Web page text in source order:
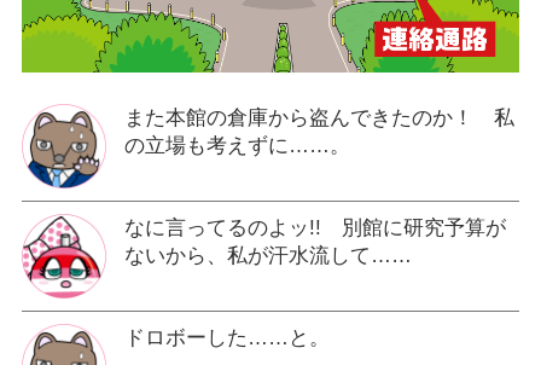
また本館の倉庫から盗んできたのか！ 私
の立場も考えずに……。
なに言ってるのよッ!! 別館に研究予算が
ないから、私が汗水流して……
ドロボーした……と。